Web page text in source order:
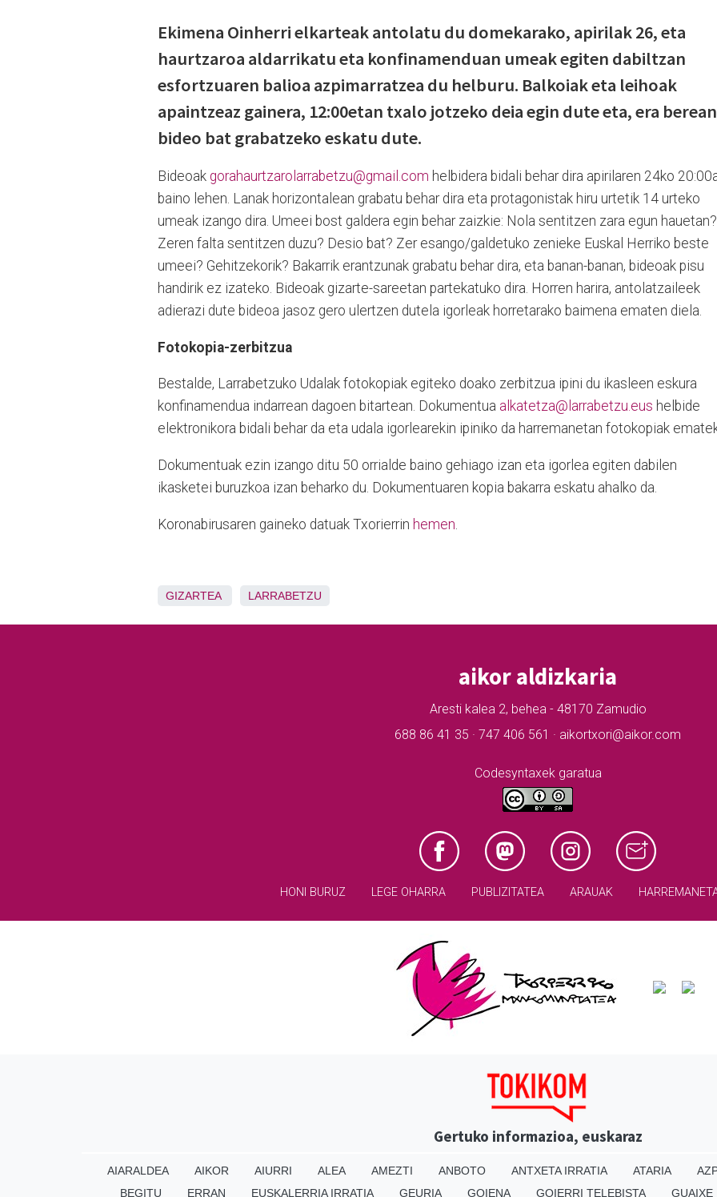
Ekimena Oinherri elkarteak antolatu du domekarako, apirilak 26, eta
haurtzaroa aldarrikatu eta konfinamenduan umeak egiten dabiltzan
esfortzuaren balioa azpimarratzea du helburu. Balkoiak eta leihoak
apaintzeaz gainera, 12:00etan txalo jotzeko deia egin dute eta, era
bideo bat grabatzeko eskatu dute.
Bideoak gorahaurtzarolarrabetzu@gmail.com helbidera bidali behar dira apirilaren 24ko
baino lehen. Lanak horizontalean grabatu behar dira eta protagonistak hiru urtetik 14 urteko
umeak izango dira. Umeei bost galdera egin behar zaizkie: Nola sentitzen zara egun hauetan?
Zeren falta sentitzen duzu? Desio bat? Zer esango/galdetuko zenieke Euskal Herriko beste
umeei? Gehitzekorik? Bakarrik erantzunak grabatu behar dira, eta banan-banan, bideoak pisu
handirik ez izateko. Bideoak gizarte-sareetan partekatuko dira. Horren harira, antolatzaileek
adierazi dute bideoa jasoz gero ulertzen dutela igorleak horretarako baimena ematen diela.
Fotokopia-zerbitzua
Bestalde, Larrabetzuko Udalak fotokopiak egiteko doako zerbitzua ipini du ikasleen eskura
konfinamendua indarrean dagoen bitartean. Dokumentua alkatetza@larrabetzu.eus helbide
elektronikora bidali behar da eta udala igorlearekin ipiniko da harremanetan fotokopiak
Dokumentuak ezin izango ditu 50 orrialde baino gehiago izan eta igorlea egiten dabilen
ikasketei buruzkoa izan beharko du. Dokumentuaren kopia bakarra eskatu ahalko da.
Koronabirusaren gaineko datuak Txorierrin hemen
GIZARTEA LARRABETZU
aikor aldizkaria
Aresti kalea 2, behea - 48170 Zamudio
688 86 41 35 · 747 406 561 · aikortxori@aikor.com
Codesyntaxek garatua
HONI BURUZ LEGE OHARRA PUBLIZITATEA ARAUAK
Gertuko informazioa, euskaraz
AIARALDEA AIKOR AIURRI ALEA AMEZTI ANBOTO ANTXETA IRRATIA ATARIA
BEGITU
ERRAN EUSKALERRIA IRRATIA GEURIA GOIENA GOIERRI TELEBISTA GUAIXE